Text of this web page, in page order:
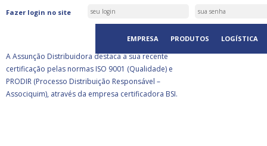
Fazer login no site
EMPRESA PRODUTOS LOGÍSTICA
ASSUNÇÃO DISTRIBUIDORA É
CERTIFICADA PELA BSI
A Assunção Distribuidora destaca a sua recente
certificação pelas normas ISO 9001 (Qualidade) e
PRODIR (Processo Distribuição Responsável –
Associquim), através da empresa certificadora BSI.